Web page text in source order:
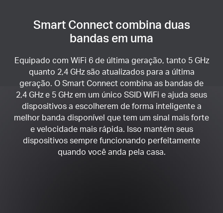
Smart Connect combina duas
bandas em uma
Equipado com WiFi 6 de última geração, tanto 5 GHz
quanto 2,4 GHz são atualizados para a última
geração. O Smart Connect combina as bandas de
2,4 GHz e 5 GHz em um único SSID WiFi e ajuda seus
dispositivos a escolherem de forma inteligente a
melhor banda disponível que tem um sinal mais forte
e velocidade mais rápida. Isso mantém seus
dispositivos sempre funcionando perfeitamente
quando você anda pela casa.